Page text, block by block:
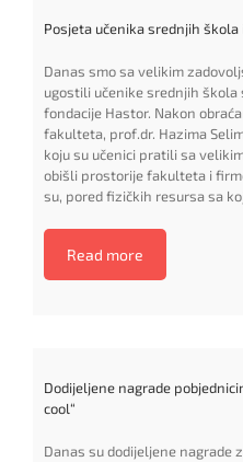
Posjeta učenika srednjih
Danas smo sa velikim
ugostili učenike srednjih škola
fondacije Hastor. Nakon
fakulteta, prof.dr. Hazima
koju su učenici pratili sa
obišli prostorije fakulteta i
su, pored fizičkih resursa sa
Read more
Dodijeljene nagrade
cool“
Danas su dodijeljene nagrade